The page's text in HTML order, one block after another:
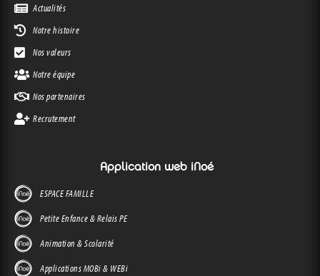
Actualités
Notre histoire
Nos valeurs
Notre équipe
Nos partenaires
Recrutement
Application web iNoé
ESPACE FAMILLE
Petite Enfance & Relais PE
Animation & Scolarité
Applications MOBi & WEBi